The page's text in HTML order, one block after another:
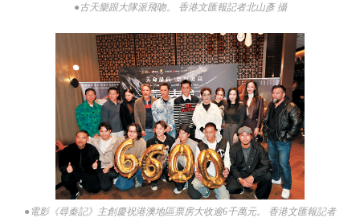
●古天樂跟大隊派飛吻。 香港文匯報記者北山彥 攝
●電影《尋秦記》主創慶祝港澳地區票房大收逾6千萬元。 香港文匯報記者